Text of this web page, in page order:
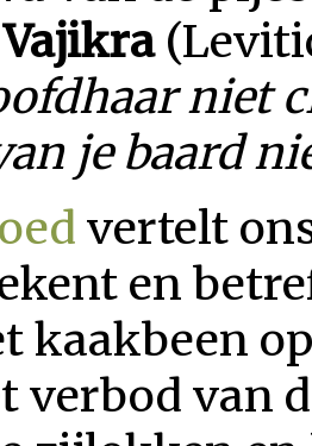
Vajikra
niet
je baard
vertelt
en
kaakbeen
verbod van